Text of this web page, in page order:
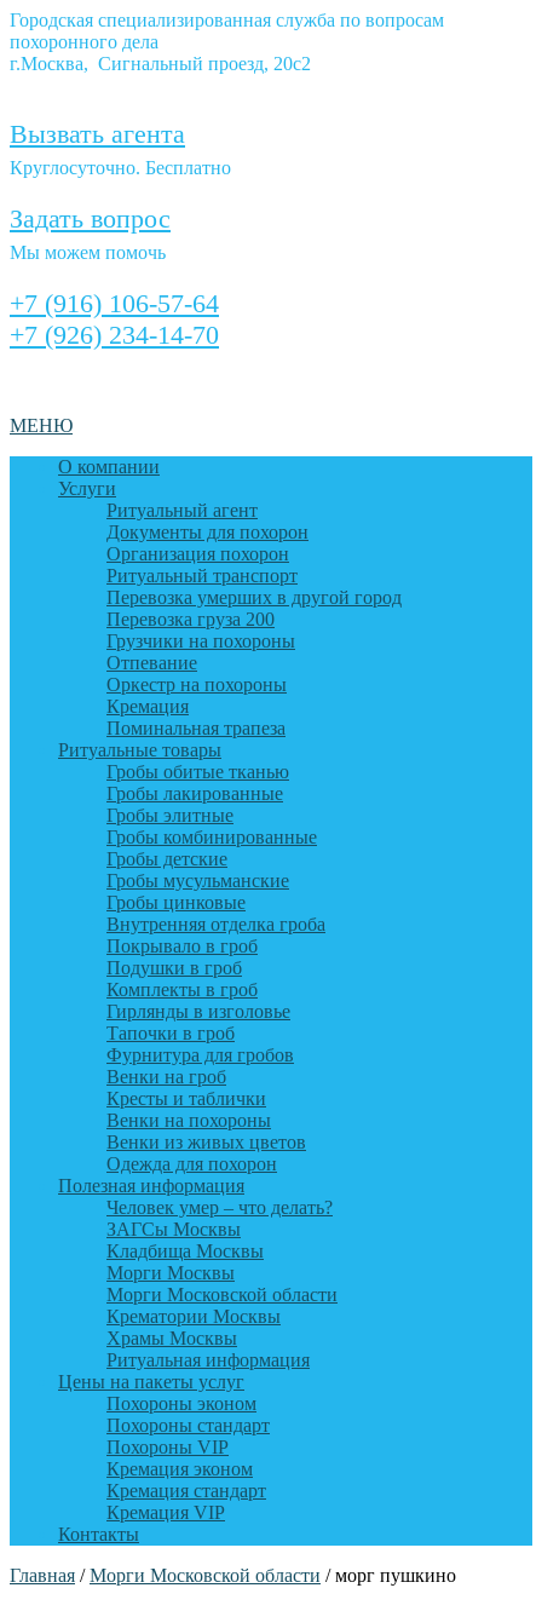
Городская специализированная служба по вопросам
похоронного дела
г.Москва, Сигнальный проезд, 20с2
Вызвать агента
Круглосуточно. Бесплатно
Задать вопрос
Мы можем помочь
+7 (916) 106-57-64
+7 (926) 234-14-70
МЕНЮ
О компании
Услуги
Ритуальный агент
Документы для похорон
Организация похорон
Ритуальный транспорт
Перевозка умерших в другой город
Перевозка груза 200
Грузчики на похороны
Отпевание
Оркестр на похороны
Кремация
Поминальная трапеза
Ритуальные товары
Гробы обитые тканью
Гробы лакированные
Гробы элитные
Гробы комбинированные
Гробы детские
Гробы мусульманские
Гробы цинковые
Внутренняя отделка гроба
Покрывало в гроб
Подушки в гроб
Комплекты в гроб
Гирлянды в изголовье
Тапочки в гроб
Фурнитура для гробов
Венки на гроб
Кресты и таблички
Венки на похороны
Венки из живых цветов
Одежда для похорон
Полезная информация
Человек умер – что делать?
ЗАГСы Москвы
Кладбища Москвы
Морги Москвы
Морги Московской области
Крематории Москвы
Храмы Москвы
Ритуальная информация
Цены на пакеты услуг
Похороны эконом
Похороны стандарт
Похороны VIP
Кремация эконом
Кремация стандарт
Кремация VIP
Контакты
Главная /Морги Московской области /морг пушкино